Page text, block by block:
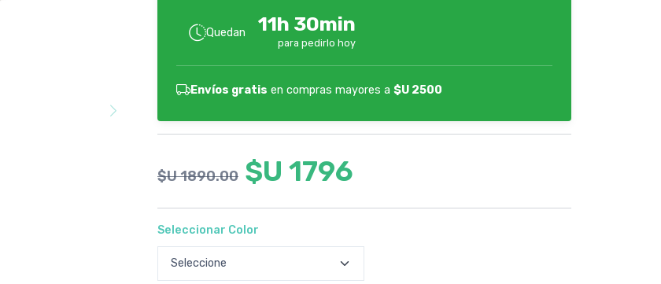
Quedan 11h 30min
para pedirlo hoy
Envíos gratis en compras mayores a $U 2500
$U 1890.00 $U 1796
Seleccionar Color